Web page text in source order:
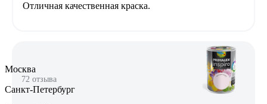
Отличная качественная краска.
72 отзыва
Москва
Санкт-Петербург